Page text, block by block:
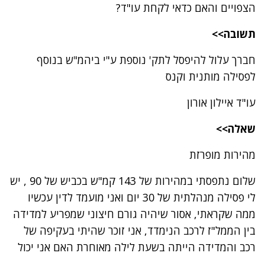
הצפויים והאם כדאי לקחת עו"ד?
תשובה>>
חברך עלול להיפסל לתק' נוספת ע"י ביהמ"ש בנוסף
לפסילה מותנית וקנס
עו"ד איילון אורון
שאלה>>
מהירות מופרזת
שלום נתפסתי במהירות של 143 קמ"ש בכביש של 90 , יש
לי פסילה מנהלתית של 30 יום ואני מועמד לדין עכשיו
ממה שקראתי, אסור שיהיה גורם חיצוני שמפריע למדידה
בין הממל"ז לרכב הנימדד, אני זוכר שהיתי בעקיפה של
רכב והמדידה הייתה בשעת לילה מאוחרת האם אני יכול